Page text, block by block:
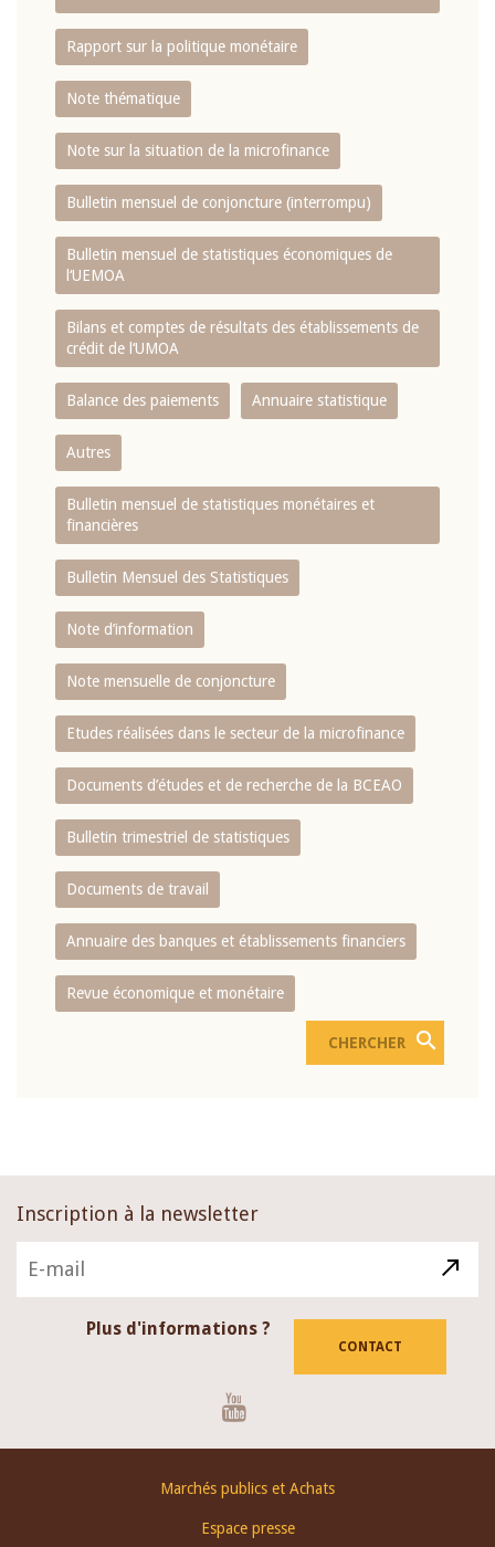
Rapport sur la politique monétaire
Note thématique
Note sur la situation de la microfinance
Bulletin mensuel de conjoncture (interrompu)
Bulletin mensuel de statistiques économiques de
l‘UEMOA
Bilans et comptes de résultats des établissements de
crédit de l‘UMOA
Balance des paiements Annuaire statistique
Autres
Bulletin mensuel de statistiques monétaires et
financières
Bulletin Mensuel des Statistiques
Note d’information
Note mensuelle de conjoncture
Etudes réalisées dans le secteur de la microfinance
Documents d’études et de recherche de la BCEAO
Bulletin trimestriel de statistiques
Documents de travail
Annuaire des banques et établissements financiers
Revue économique et monétaire
Inscription à la newsletter
Plus d'informations ?
CONTACT
Marchés publics et Achats
Espace presse